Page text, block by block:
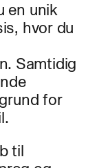
en unik
hvor du
Samtidig
for
til